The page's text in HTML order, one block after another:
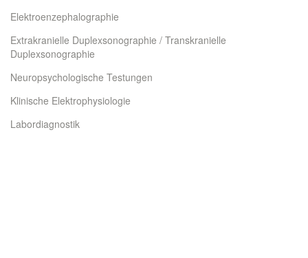
Elektroenzephalographie
Extrakranielle Duplexsonographie / Transkranielle
Duplexsonographie
Neuropsychologische Testungen
Klinische Elektrophysiologie
Labordiagnostik